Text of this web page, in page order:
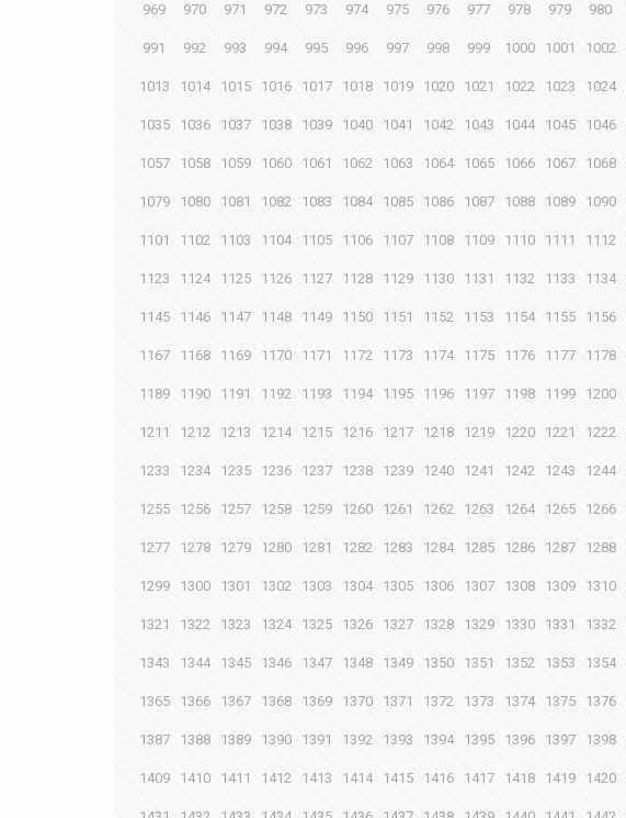
969 970 971 972 973 974 975 976 977 978 979 980
991 992 993 994 995 996 997 998 999 1000 1001 1002
1013 1014 1015 1016 1017 1018 1019 1020 1021 1022 1023 1024
1035 1036 1037 1038 1039 1040 1041 1042 1043 1044 1045 1046
1057 1058 1059 1060 1061 1062 1063 1064 1065 1066 1067 1068
1079 1080 1081 1082 1083 1084 1085 1086 1087 1088 1089 1090
1101 1102 1103 1104 1105 1106 1107 1108 1109 1110 1111 1112
1123 1124 1125 1126 1127 1128 1129 1130 1131 1132 1133 1134
1145 1146 1147 1148 1149 1150 1151 1152 1153 1154 1155 1156
1167 1168 1169 1170 1171 1172 1173 1174 1175 1176 1177 1178
1189 1190 1191 1192 1193 1194 1195 1196 1197 1198 1199 1200
1211 1212 1213 1214 1215 1216 1217 1218 1219 1220 1221 1222
1233 1234 1235 1236 1237 1238 1239 1240 1241 1242 1243 1244
1255 1256 1257 1258 1259 1260 1261 1262 1263 1264 1265 1266
1277 1278 1279 1280 1281 1282 1283 1284 1285 1286 1287 1288
1299 1300 1301 1302 1303 1304 1305 1306 1307 1308 1309 1310
1321 1322 1323 1324 1325 1326 1327 1328 1329 1330 1331 1332
1343 1344 1345 1346 1347 1348 1349 1350 1351 1352 1353 1354
1365 1366 1367 1368 1369 1370 1371 1372 1373 1374 1375 1376
1387 1388 1389 1390 1391 1392 1393 1394 1395 1396 1397 1398
1409 1410 1411 1412 1413 1414 1415 1416 1417 1418 1419 1420